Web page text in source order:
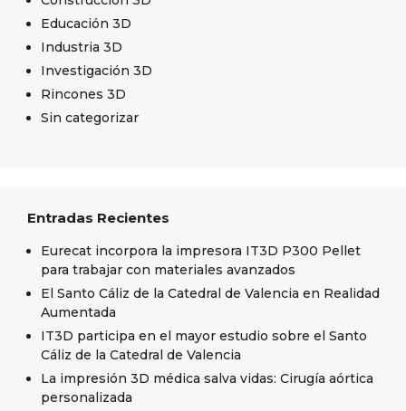
Educación 3D
Industria 3D
Investigación 3D
Rincones 3D
Sin categorizar
Entradas Recientes
Eurecat incorpora la impresora IT3D P300 Pellet
para trabajar con materiales avanzados
El Santo Cáliz de la Catedral de Valencia en Realidad
Aumentada
IT3D participa en el mayor estudio sobre el Santo
Cáliz de la Catedral de Valencia
La impresión 3D médica salva vidas: Cirugía aórtica
personalizada